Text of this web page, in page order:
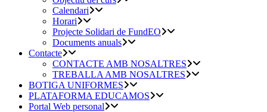
Calendari
Horari
Projecte Solidari de FundEO
Documents anuals
Contacte
CONTACTE AMB NOSALTRES
TREBALLA AMB NOSALTRES
BOTIGA UNIFORMES
PLATAFORMA EDUCAMOS
Portal Web personal